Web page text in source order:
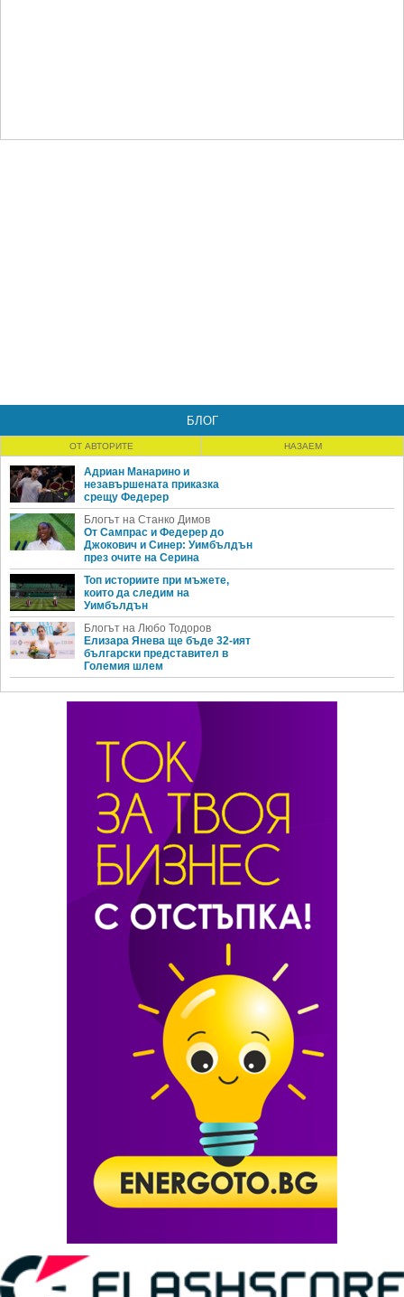
БЛОГ
ОТ АВТОРИТЕ НАЗАЕМ
Адриан Манарино и
незавършената приказка
срещу Федерер
Блогът на Станко Димов
От Сампрас и Федерер до
Джокович и Синер: Уимбълдън
през очите на Серина
Топ историите при мъжете,
които да следим на
Уимбълдън
Блогът на Любо Тодоров
Елизара Янева ще бъде 32-ият
български представител в
Големия шлем